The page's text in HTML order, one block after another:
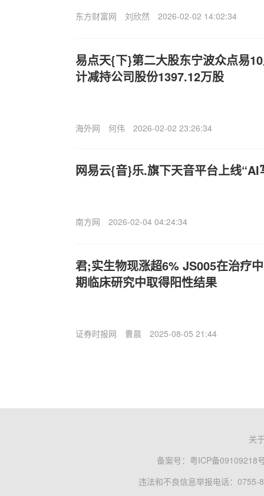
东方财富网 刘欣然 2026-02-02 14:02:34
易点天{下}第二大股东宁波众点易
计减持公司股份1397.12万股
海外网 何伟 2026-02-02 23:26:34
网易云{音}乐.旗下天音平台上线“AI
南方网 2026-02-04 04:24:34
君;实生物现涨超6% JS005在治疗
期临床研究中取得阳性结果
证券时报网 曹晨 2025-08-05 21:44
关
备案号： 粤ICP备09109218
违法和不良信息举报电话：0755-